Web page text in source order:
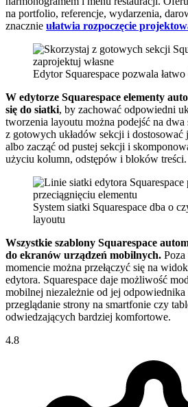
na portfolio, referencje, wydarzenia,
znacznie ułatwia rozpoczęcie
Edytor Squarespace pozwala
W edytorze Squarespace elementy
się do siatki, by zachować odpowiedni
tworzenia layoutu można podejść na dwa
z gotowych układów sekcji i dostosować
albo zacząć od pustej sekcji i
użyciu kolumn, odstępów i bloków treści.
System siatki Squarespace dba o
layoutu
Wszystkie szablony Squarespace
do ekranów urządzeń mobilnych.
momencie można przełączyć się na
edytora. Squarespace daje możliwość
mobilnej niezależnie od jej
przeglądanie strony na smartfonie czy
odwiedzających bardziej komfortowe.
4.8